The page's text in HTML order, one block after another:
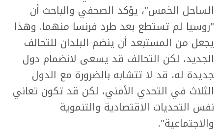
الساحل الخمس"، يؤكد الصحفي والباحث أن
"روسيا لم تستطع بعد طرد فرنسا منهما. وهذا
يجعل من المستبعد أن ينضم البلدان للتحالف
الجديد، لكن التحالف قد يسعى لانضمام دول
جديدة له، قد لا تتشابه بالضرورة مع الدول
الثلاث في التحدي الأمني، لكن قد تكون تعاني
نفس التحديات الاقتصادية والتنموية
والاجتماعية".